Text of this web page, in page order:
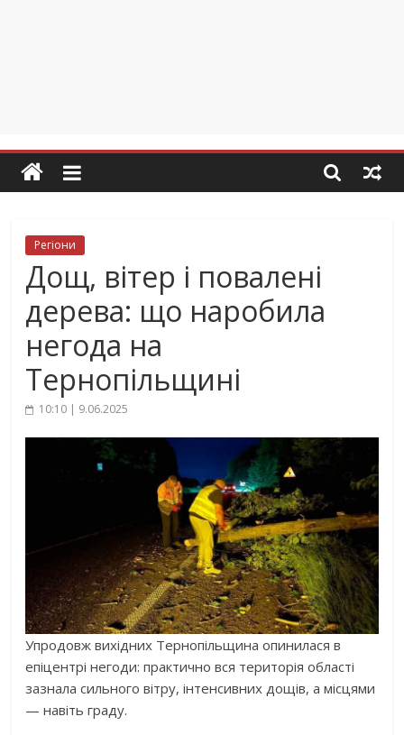
Регіони
Дощ, вітер і повалені
дерева: що наробила
негода на
Тернопільщині
10:10 | 9.06.2025
Упродовж вихідних Тернопільщина опинилася в
епіцентрі негоди: практично вся територія області
зазнала сильного вітру, інтенсивних дощів, а місцями
— навіть граду.